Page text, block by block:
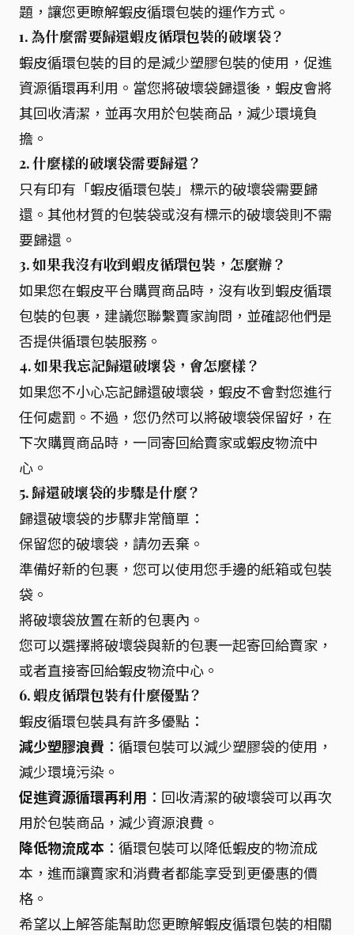
題，讓您更瞭解蝦皮循環包裝的運作方式。
1. 為什麼需要歸還蝦皮循環包裝的破壞袋？
蝦皮循環包裝的目的是減少塑膠包裝的使用，促進
資源循環再利用。當您將破壞袋歸還後，蝦皮會將
其回收清潔，並再次用於包裝商品，減少環境負
擔。
2. 什麼樣的破壞袋需要歸還？
只有印有「蝦皮循環包裝」標示的破壞袋需要歸
還。其他材質的包裝袋或沒有標示的破壞袋則不需
要歸還。
3. 如果我沒有收到蝦皮循環包裝，怎麼辦？
如果您在蝦皮平台購買商品時，沒有收到蝦皮循環
包裝的包裹，建議您聯繫賣家詢問，並確認他們是
否提供循環包裝服務。
4. 如果我忘記歸還破壞袋，會怎麼樣？
如果您不小心忘記歸還破壞袋，蝦皮不會對您進行
任何處罰。不過，您仍然可以將破壞袋保留好，在
下次購買商品時，一同寄回給賣家或蝦皮物流中
心。
5. 歸還破壞袋的步驟是什麼？
歸還破壞袋的步驟非常簡單：
保留您的破壞袋，請勿丟棄。
準備好新的包裹，您可以使用您手邊的紙箱或包裝
袋。
將破壞袋放置在新的包裹內。
您可以選擇將破壞袋與新的包裹一起寄回給賣家，
或者直接寄回給蝦皮物流中心。
6. 蝦皮循環包裝有什麼優點？
蝦皮循環包裝具有許多優點：
減少塑膠浪費 ：循環包裝可以減少塑膠袋的使用，
減少環境污染。
促進資源循環再利用 ：回收清潔的破壞袋可以再次
用於包裝商品，減少資源浪費。
降低物流成本 ：循環包裝可以降低蝦皮的物流成
本，進而讓賣家和消費者都能享受到更優惠的價
格。
希望以上解答能幫助您更瞭解蝦皮循環包裝的相關